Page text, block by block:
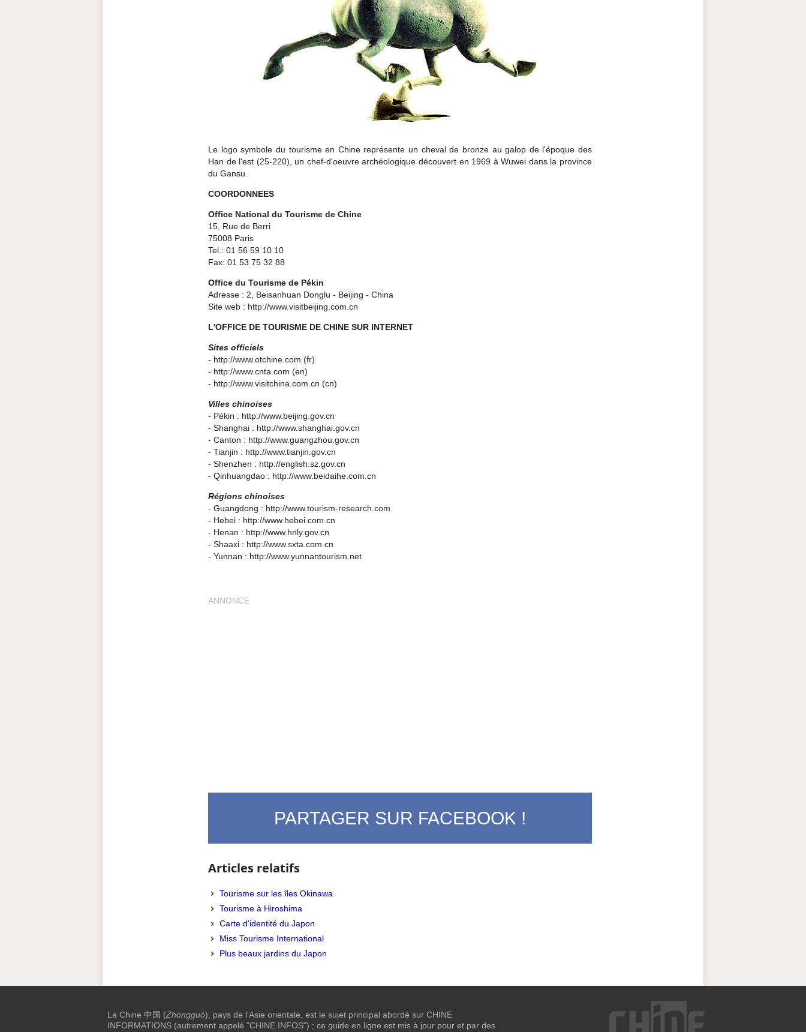
Le logo symbole du tourisme en Chine représente un cheval de bronze au galop de l'époque des
Han de l'est (25-220), un chef-d'oeuvre archéologique découvert en 1969 à Wuwei dans la province
du Gansu.
COORDONNEES
Office National du Tourisme de Chine
15, Rue de Berri
75008 Paris
Tel.: 01 56 59 10 10
Fax: 01 53 75 32 88
Office du Tourisme de Pékin
Adresse : 2, Beisanhuan Donglu - Beijing - China
Site web : http://www.visitbeijing.com.cn
L'OFFICE DE TOURISME DE CHINE SUR INTERNET
Sites officiels
- http://www.otchine.com (fr)
- http://www.cnta.com (en)
- http://www.visitchina.com.cn (cn)
Villes chinoises
- Pékin : http://www.beijing.gov.cn
- Shanghai : http://www.shanghai.gov.cn
- Canton : http://www.guangzhou.gov.cn
- Tianjin : http://www.tianjin.gov.cn
- Shenzhen : http://english.sz.gov.cn
- Qinhuangdao : http://www.beidaihe.com.cn
Régions chinoises
- Guangdong : http://www.tourism-research.com
- Hebei : http://www.hebei.com.cn
- Henan : http://www.hnly.gov.cn
- Shaaxi : http://www.sxta.com.cn
- Yunnan : http://www.yunnantourism.net
ANNONCE
PARTAGER SUR FACEBOOK !
Articles relatifs
Tourisme sur les îles Okinawa
Tourisme à Hiroshima
Carte d'identité du Japon
Miss Tourisme International
Plus beaux jardins du Japon
La Chine 中国 (Zhongguó), pays de l'Asie orientale, est le sujet principal abordé sur CHINE
INFORMATIONS (autrement appelé "CHINE INFOS") ; ce guide en ligne est mis à jour pour et par des